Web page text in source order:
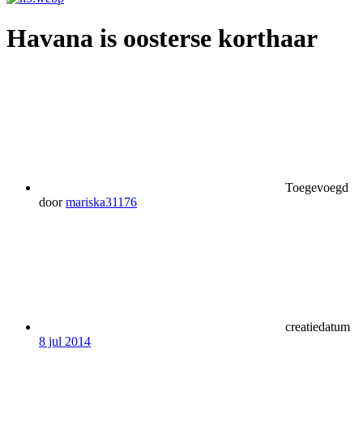
Havana is oosterse korthaar
Toegevoegd
door mariska31176
creatiedatum
8 jul 2014